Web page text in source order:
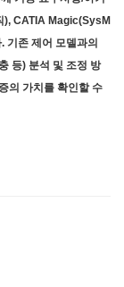
), CATIA Magic(SysM
존 제어 모델과의
등) 분석 및 조정 방
의 가치를 확인할 수